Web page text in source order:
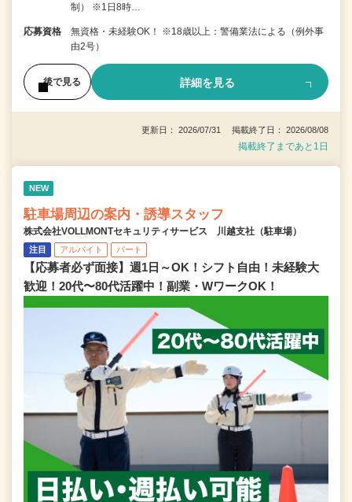
制） ※1日8時…
応募資格
無資格・未経験OK！ ※18歳以上：警備業法による（例外事
由2号）
後で見る 詳細を見る
更新日： 2026/07/31 掲載終了日： 2026/08/08
掲載終了まであと1日
NEW
駐車場周辺の案内・誘導スタッフ
株式会社VOLLMONTセキュリティサービス 川越支社（駐車場）
注目 アルバイト パート
【応募者必ず面接】週1日～OK！シフト自由！未経験大
歓迎！20代〜80代活躍中！副業・WワークOK！